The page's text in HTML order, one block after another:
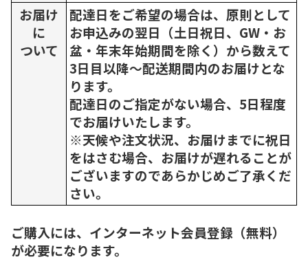
お届け
に
ついて
配達日をご希望の場合は、原則として
お申込みの翌日（土日祝日、GW・お
盆・年末年始期間を除く）から数えて
3日目以降～配送期間内のお届けとな
ります。
配達日のご指定がない場合、5日程度
でお届けいたします。
※天候や注文状況、お届けまでに祝日
をはさむ場合、お届けが遅れることが
ございますのであらかじめご了承くだ
さい。
ご購入には、インターネット会員登録（無料）
が必要になります。